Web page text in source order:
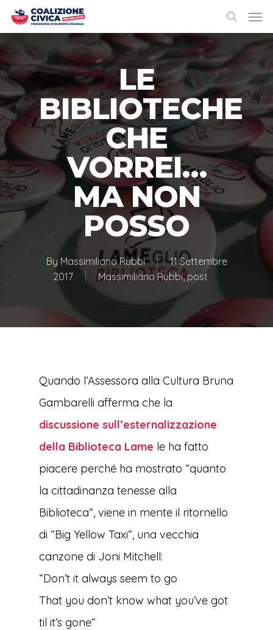
LE
BIBLIOTECHE
CHE
VORREI…
MA NON
POSSO
By Massimiliano Rubbi
11 Settembre
2017
Massimiliano Rubbi,post
Quando l’Assessora alla Cultura Bruna
Gambarelli afferma che la
discussione sull’esternalizzazione
della Biblioteca Lame le ha fatto
piacere perché ha mostrato “quanto
la cittadinanza tenesse alla
Biblioteca”, viene in mente il ritornello
di “Big Yellow Taxi”, una vecchia
canzone di Joni Mitchell:
“Don’t it always seem to go
That you don’t know what you’ve got
til it’s gone“